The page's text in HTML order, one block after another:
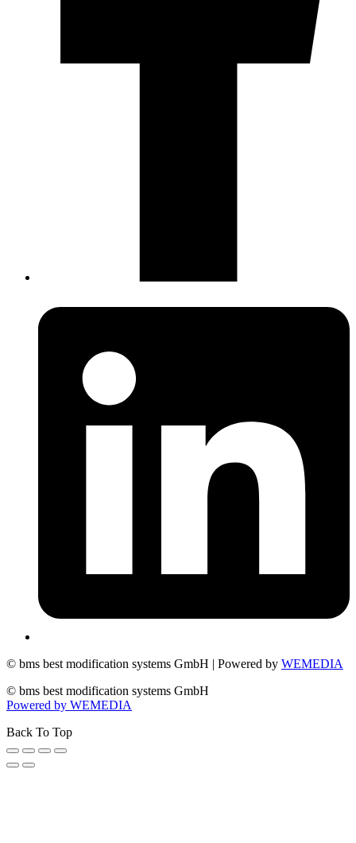
© bms best modification systems GmbH | Powered by WEMEDIA
© bms best modification systems GmbH
Powered by WEMEDIA
Back To Top